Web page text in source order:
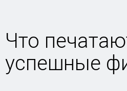
Что
успешные